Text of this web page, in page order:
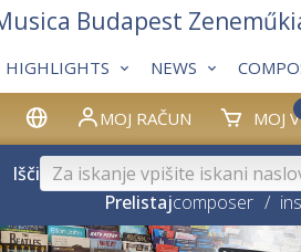
MOJ RAČUN MOJ
HIGHLIGHTS NEWS
Budapest
Išči
Prelistajcomposer /